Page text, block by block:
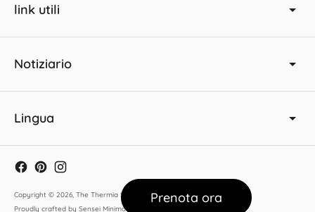
Prenota ora
link utili
Notiziario
Lingua
Copyright © 2026, The Thermia Suites
Proudly crafted by Sensei Minimal